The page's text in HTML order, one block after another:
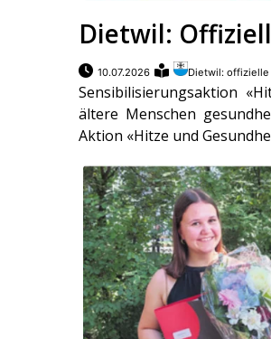
Dietwil:
10.07.2026 Dietwil:
Sensibilisierungsaktion
ältere Menschen
Aktion «Hitze und